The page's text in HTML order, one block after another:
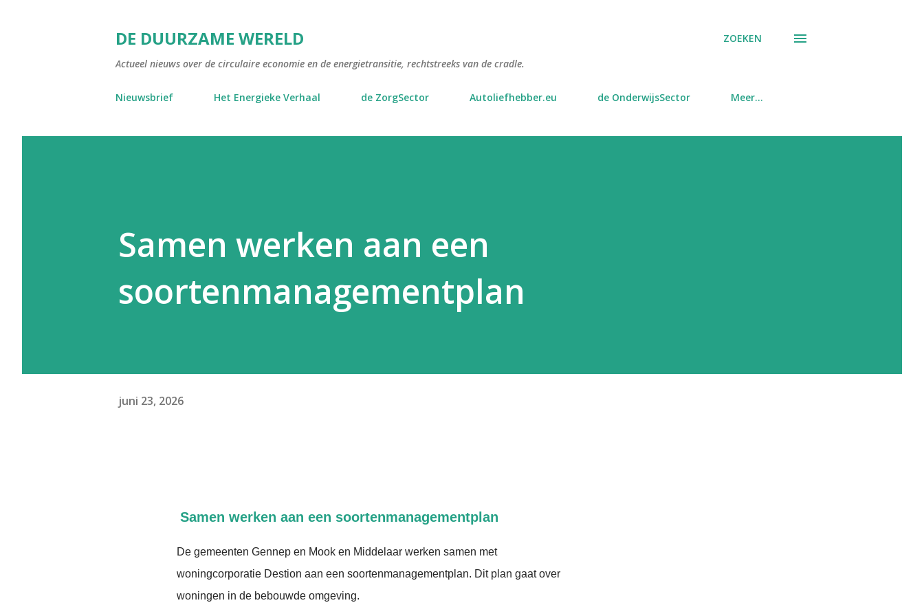
DE DUURZAME WERELD
Actueel nieuws over de circulaire economie en de energietransitie, rechtstreeks van de cradle.
ZOEKEN
Nieuwsbrief Het Energieke Verhaal de ZorgSector Autoliefhebber.eu de OnderwijsSector Meer…
Samen werken aan een
soortenmanagementplan
juni 23, 2026
Samen werken aan een soortenmanagementplan
De gemeenten Gennep en Mook en Middelaar werken samen met
woningcorporatie Destion aan een soortenmanagementplan. Dit plan gaat over
woningen in de bebouwde omgeving.